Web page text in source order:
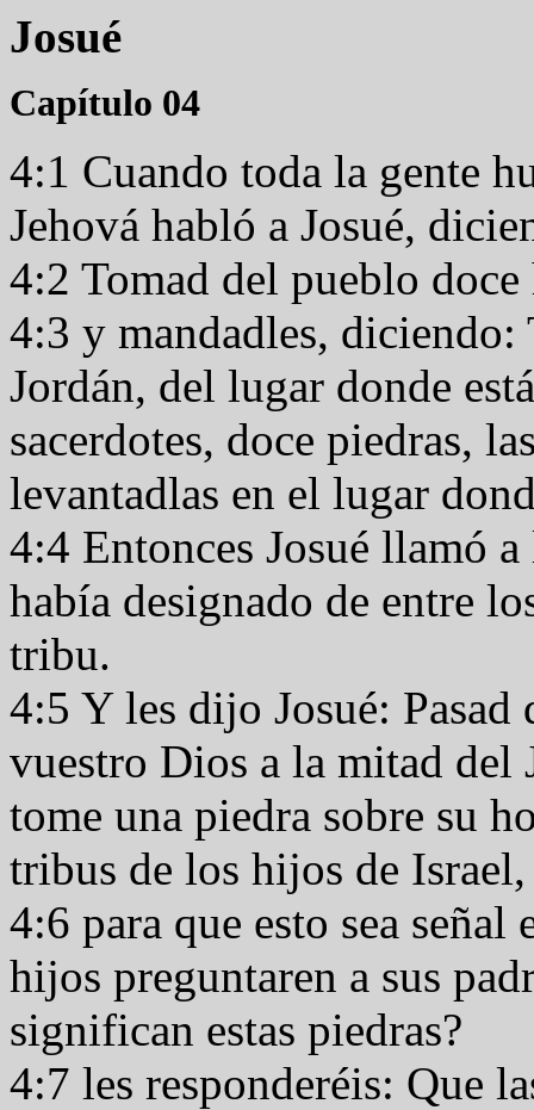
Josué
Capítulo 04
4:1 Cuando toda la gente
Jehová habló a Josué,
4:2 Tomad del pueblo
4:3 y mandadles, diciendo:
Jordán, del lugar donde
sacerdotes, doce piedras,
levantadlas en el lugar
4:4 Entonces Josué llamó
había designado de entre
tribu.
4:5 Y les dijo Josué: Pasad
vuestro Dios a la mitad del
tome una piedra sobre su
tribus de los hijos de
4:6 para que esto sea
hijos preguntaren a sus
significan estas piedras?
4:7 les responderéis: Que